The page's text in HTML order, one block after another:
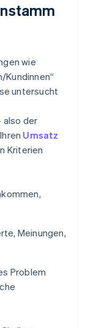
wie
Kundinnen“
untersucht
also der
Umsatz
Kriterien
Meinungen,
Problem